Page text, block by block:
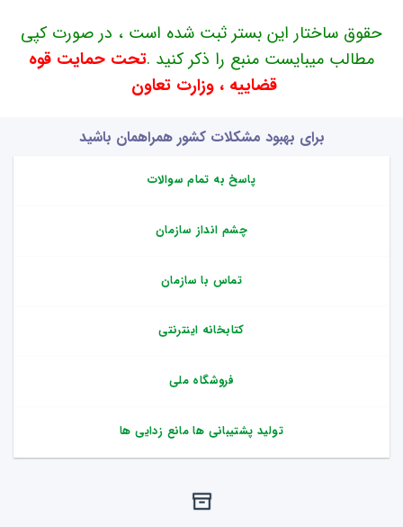
حقوق ساختار این بستر ثبت شده است ، در صورت کپی
مطالب میبایست منبع را ذکر کنید .تحت حمایت قوه
قضاییه ، وزارت تعاون
برای بهبود مشکلات کشور همراهمان باشید
پاسخ به تمام سوالات
چشم انداز سازمان
تماس با سازمان
کتابخانه اینترنتی
فروشگاه ملی
تولید پشتیبانی ها مانع زدایی ها